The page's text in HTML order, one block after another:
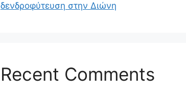
δενδροφύτευση στην Διώνη
Recent Comments